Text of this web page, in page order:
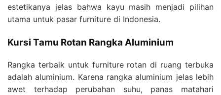
estetikanya jelas bahwa kayu masih menjadi pilihan
utama untuk pasar furniture di Indonesia.
Kursi Tamu Rotan Rangka Aluminium
Rangka terbaik untuk furniture rotan di ruang terbuka
adalah aluminium. Karena rangka aluminium jelas lebih
awet terhadap perubahan suhu, panas matahari